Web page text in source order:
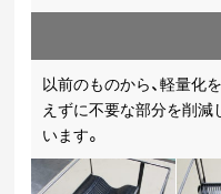
以前のものから、軽量化
えずに不要な部分を削
います。